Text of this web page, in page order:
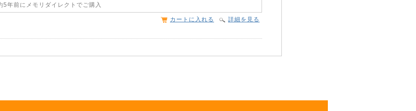
5年前にメモリダイレクトでご購入
詳細を見る
カートに入れる